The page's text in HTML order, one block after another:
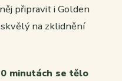
připravit i Golden
na zklidnění
minutách se tělo